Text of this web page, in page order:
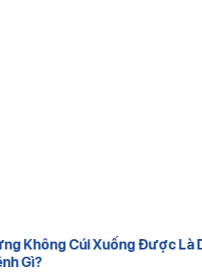
Không Cúi Xuống Được Là
Gì?